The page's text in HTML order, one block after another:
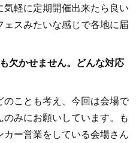
軽に定期開催出来たら良い
スみたいな感じで各地に届
欠かせません。どんな対応
ことも考え、今回は会場で
みにお願いしています。も
ー営業をしている会場さん